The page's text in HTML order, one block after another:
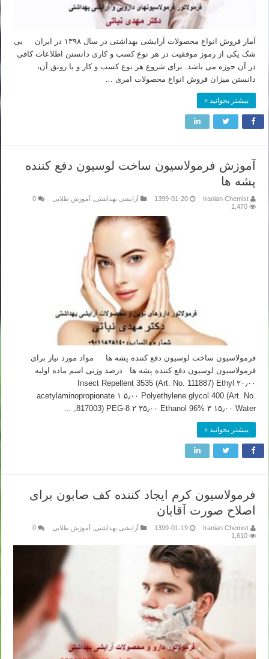
آمار فروش انواع محصولات آرایشی بهداشتی در سال ۱۳۹۸ در ایران بی
شک یکی از رموز موفقیت در هر نوع کسب و کاری دانستن اطلاعات کافی
در آن حوزه می باشد. برای شروع هر نوع کسب و کار و یا رونق آن،
دانستن میزان فروش انواع محصولات امری …
بیشتر بخوانید »
آموزش فرمولاسیون ساخت لوسیون دفع کننده
پشه ها
Iranian Chemist
1399-01-20 آرایشی بهداشتی آموزش طلایی
0
1,470
فرمولاسیون ساخت لوسیون دفع کننده پشه ها مواد مورد نیاز برای
فرمولاسیون لوسیون دفع کننده پشه ها درصد وزنی اسم ماده اولیه
۲۰٫۰۰ Insect Repellent 3535 (Art. No. 111887) Ethyl
acetylaminopropionate ۱ ۵٫۰۰ Polyethylene glycol 400 (Art. No.
817003) PEG-8 ۲ ۳۵٫۰۰ Ethanol 96% ۳ ۱۵٫۰۰ Water, …
بیشتر بخوانید »
فرمولاسیون کرم ایجاد کننده کف صابون برای
اصلاح صورت آقایان
Iranian Chemist
1399-01-19 آرایشی بهداشتی آموزش طلایی
0
1,610